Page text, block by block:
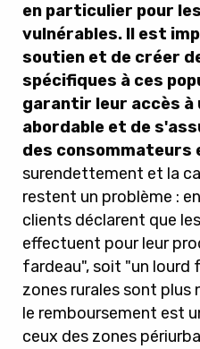
en particulier pour
vulnérables. Il est
soutien et de créer
spécifiques à ces
garantir leur accès à
abordable et de
des consommateurs
surendettement et la
restent un problème :
clients déclarent que
effectuent pour leur
fardeau", soit "un lourd
zones rurales sont plus
le remboursement est
ceux des zones